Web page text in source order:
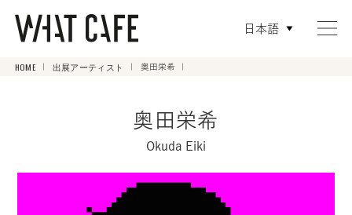
日本語
HOME 出展アーティスト 奥田栄希
奥田栄希
Okuda Eiki